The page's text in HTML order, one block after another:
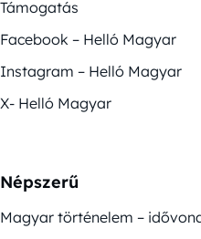
Támogatás
Facebook – Helló Magyar
Instagram – Helló Magyar
X- Helló Magyar
Népszerű
Magyar történelem –